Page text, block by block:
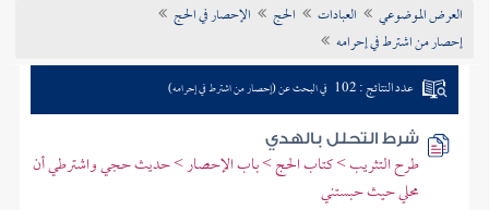
تراجم الأعلام
العرض الموضوعي العبادات الحج
الإحصار في الحج
إحصار من اشترط في إحرامه
عدد النتائج : 102 في البحث عن (إحصار من اشترط في إحرامه)
شرط التحلل بالهدي
طرح التثريب > كتاب الحج > باب الإحصار > حديث حجي واشترطي أن
محلي حيث حبستني